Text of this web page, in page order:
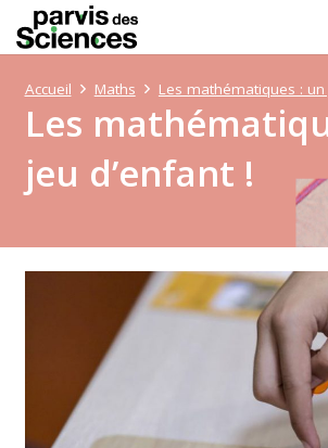
Les
jeu d’enfant !
Accueil Maths Les mathématiques : un